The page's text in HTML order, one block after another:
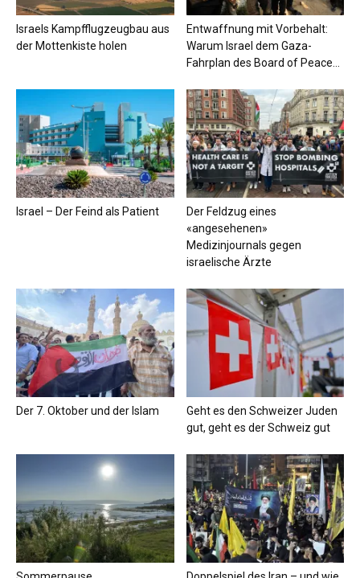
Israels Kampfflugzeugbau aus
der Mottenkiste holen
Entwaffnung mit Vorbehalt:
Warum Israel dem Gaza-
Fahrplan des Board of Peace...
Israel – Der Feind als Patient
Der Feldzug eines
«angesehenen»
Medizinjournals gegen
israelische Ärzte
Der 7. Oktober und der Islam
Geht es den Schweizer Juden
gut, geht es der Schweiz gut